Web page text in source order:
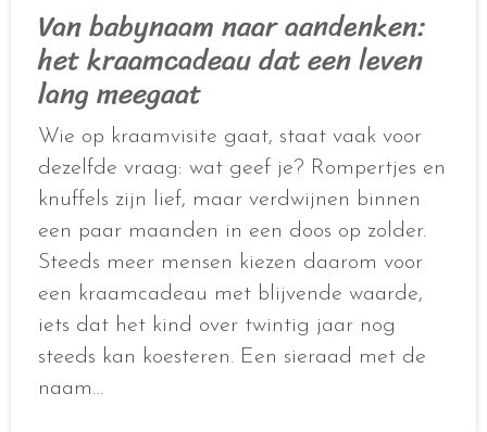
Van babynaam naar aandenken:
het kraamcadeau dat een leven
lang meegaat
Wie op kraamvisite gaat, staat vaak voor
dezelfde vraag: wat geef je? Rompertjes en
knuffels zijn lief, maar verdwijnen binnen
een paar maanden in een doos op zolder.
Steeds meer mensen kiezen daarom voor
een kraamcadeau met blijvende waarde,
iets dat het kind over twintig jaar nog
steeds kan koesteren. Een sieraad met de
naam…